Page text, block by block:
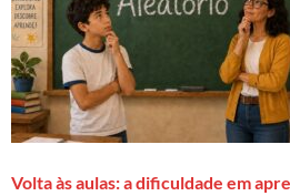
Volta às aulas: a dificuldade em